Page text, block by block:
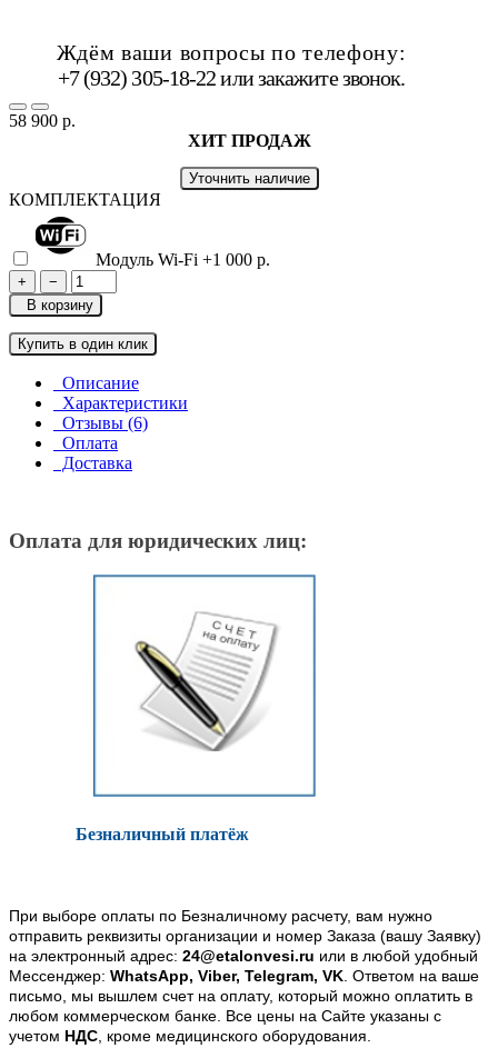
Ждём ваши вопросы по телефону:
+7 (932) 305-18-22 илизакажите звонок.
58 900 р.
ХИТ ПРОДАЖ
Уточнить наличие
КОМПЛЕКТАЦИЯ
Модуль Wi-Fi +1 000 р.
+
−
В корзину
Купить в один клик
Описание
Характеристики
Отзывы (6)
Оплата
Доставка
Оплата для юридических лиц:
Безналичный платёж
При выборе оплаты по Безналичному расчету, вам нужно
отправить реквизиты организации и номер Заказа (вашу Заявку)
на электронный адрес: 24@etalonvesi.ru или в любой удобный
Мессенджер: WhatsApp, Viber, Telegram, VK. Ответом на ваше
письмо, мы вышлем счет на оплату, который можно оплатить в
любом коммерческом банке. Все цены на Сайте указаны с
учетом НДС, кроме медицинского оборудования.